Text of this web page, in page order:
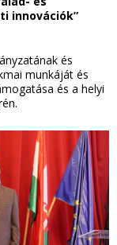
innovációk”
és
munkáját és
és a helyi